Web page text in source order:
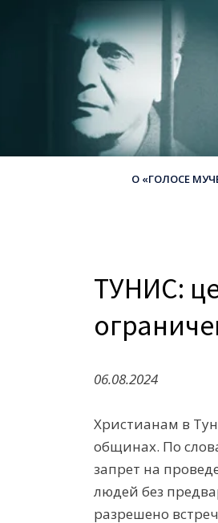
О «ГОЛОСЕ
ТУНИС:
06.08.2024
Христианам в
общинах. По
запрет на
людей без
разрешено